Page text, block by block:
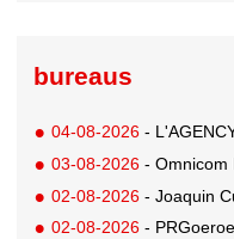
bureaus
04-08-2026 - L'AGENCY is
03-08-2026 - Omnicom Media
02-08-2026 - Joaquin Cubria en Ignacio
02-08-2026 - PRGoeroes